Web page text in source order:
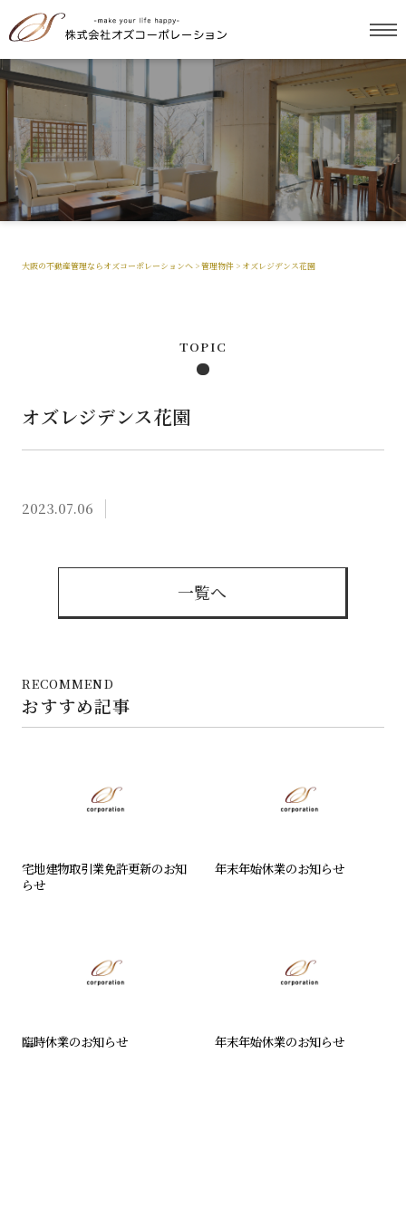
オズレジデンス花園
2023.07.06
一覧へ
RECOMMEND
おすすめ記事
宅地建物取引業免許更新のお知
らせ
年末年始休業のお知らせ
臨時休業のお知らせ 年末年始休業のお知らせ
大阪の不動産管理ならオズコーポレーションへ>管理物件> オズレジデンス花園